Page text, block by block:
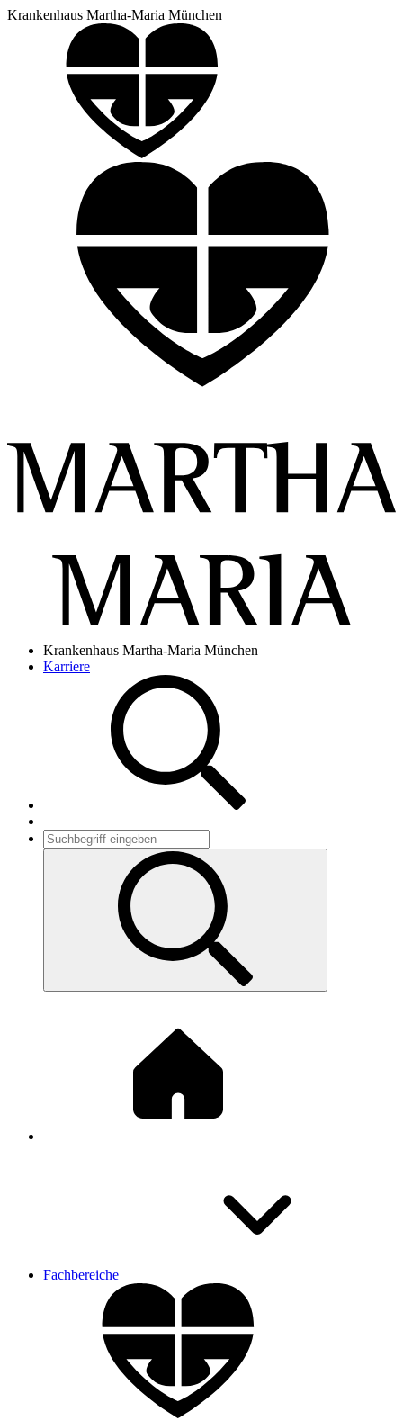
Krankenhaus Martha-Maria München
Krankenhaus Martha-Maria München
Karriere
Fachbereiche